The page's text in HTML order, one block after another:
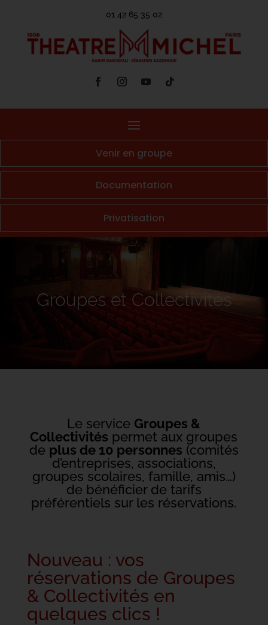
01 42 65 35 02
Venir en groupe
Documentation
Privatisation
Groupes et Collectivités
Le service Groupes &
Collectivités permet aux groupes
de plus de 10 personnes (comités
d’entreprises, associations,
groupes scolaires, famille, amis…)
de bénéficier de tarifs
préférentiels sur les réservations.
Nouveau : vos
réservations de Groupes
& Collectivités en
quelques clics !